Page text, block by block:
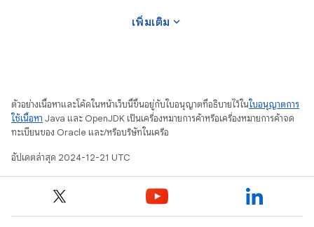
เพิ่มเติม expand_more
ตัวอย่างเนื้อหาและโค้ดในหน้าเว็บนี้ขึ้นอยู่กับใบอนุญาตที่อธิบายไว้ในใบอนุญาตการ
ใช้เนื้อหา Java และ OpenJDK เป็นเครื่องหมายการค้าหรือเครื่องหมายการค้าจด
ทะเบียนของ Oracle และ/หรือบริษัทในเครือ
อัปเดตล่าสุด 2024-12-21 UTC